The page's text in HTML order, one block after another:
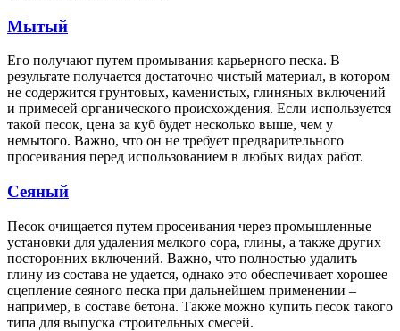
Мытый
Его получают путем промывания карьерного песка. В
результате получается достаточно чистый материал, в котором
не содержится грунтовых, каменистых, глиняных включений
и примесей органического происхождения. Если используется
такой песок, цена за куб будет несколько выше, чем у
немытого. Важно, что он не требует предварительного
просеивания перед использованием в любых видах работ.
Сеяный
Песок очищается путем просеивания через промышленные
установки для удаления мелкого сора, глины, а также других
посторонних включений. Важно, что полностью удалить
глину из состава не удается, однако это обеспечивает хорошее
сцепление сеяного песка при дальнейшем применении –
например, в составе бетона. Также можно купить песок такого
типа для выпуска строительных смесей.